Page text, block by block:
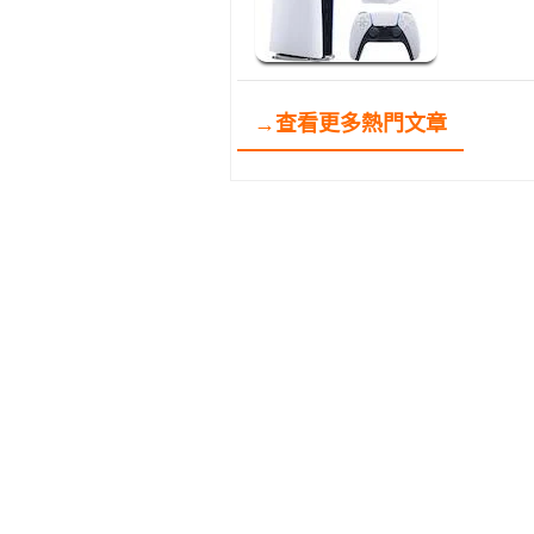
→查看更多熱門文章